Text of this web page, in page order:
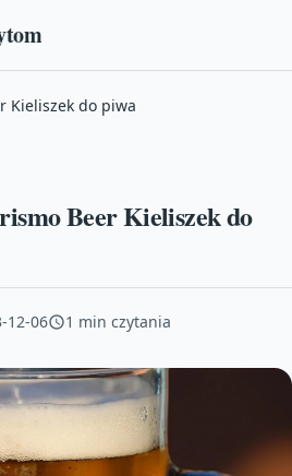
Kieliszek do piwa
Beer Kieliszek do
12-06 1 min czytania